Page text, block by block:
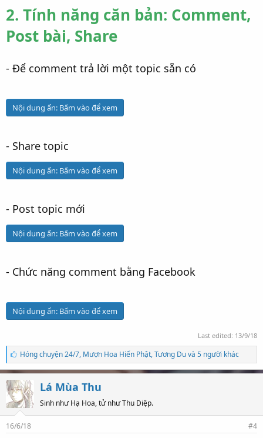
h
2. Tính năng căn bản: Comment,
Post bài, Share
- Để comment trả lời một topic sẵn có
Nội dung ẩn: Bấm vào để xem
- Share topic
Nội dung ẩn: Bấm vào để xem
- Post topic mới
Nội dung ẩn: Bấm vào để xem
- Chức năng comment bằng Facebook
Nội dung ẩn: Bấm vào để xem
Last edited: 13/9/18
S
ố
l
ư
ợ
t
t
í
Hóng chuyện 24/7, Mượn Hoa Hiến Phật,Tương Du và 5 người khác
Lá Mùa Thu
Sinh như Hạ Hoa, tử như Thu Diệp.
16/6/18 #4